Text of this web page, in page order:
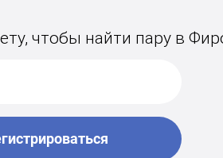
чтобы найти пару в